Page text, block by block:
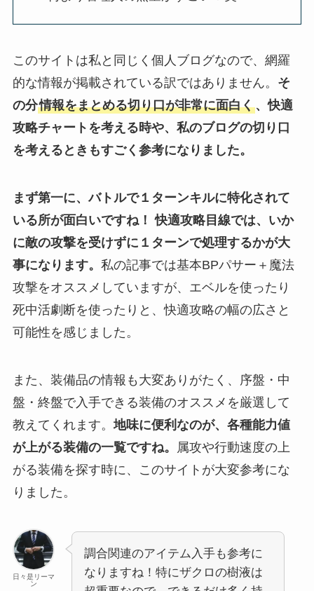
このサイトは私と同じく個人ブログなので、網羅
的な情報が掲載されている訳ではありません。 そ
の分情報をまとめる切り口が非常に面白く、快適
攻略チャートを考える時や、私のブログの切り口
を考えるときもすごく参考になりました。
まず第一に、バトルで１ターンキルに特化されて
いる所が面白いですね！ 快適攻略目線では、いか
に敵の攻撃を受けずに１ターンで処理するかが大
事になります。 私の記事では基本BPパサー＋魔法
攻撃をオススメしていますが、エベルを使ったり
死中活劇断を使ったりと、快適攻略の幅の広さと
可能性を感じました。
また、装備品の情報も大変ありがたく、序盤・中
盤・終盤で入手できる装備のオススメを厳選して
教えてくれます。地味に便利なのが、各種能力値
が上がる装備の一覧ですね。
属攻や行動速度の上
がる装備を探す時に、このサイトが大変参考にな
りました。
日々是リーマ
ン
調合関連のアイテム入手も参考に
なりますね！特にザクロの樹液は